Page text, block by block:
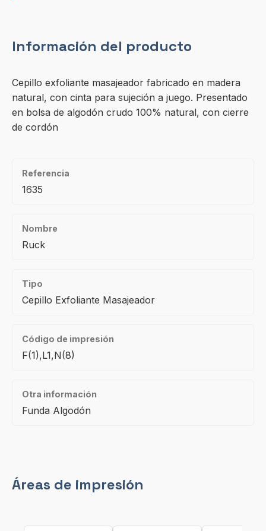
Información del producto
Cepillo exfoliante masajeador fabricado en madera
natural, con cinta para sujeción a juego. Presentado
en bolsa de algodón crudo 100% natural, con cierre
de cordón
Referencia
1635
Nombre
Ruck
Tipo
Cepillo Exfoliante Masajeador
Código de impresión
F(1),L1,N(8)
Otra información
Funda Algodón
Áreas de impresión